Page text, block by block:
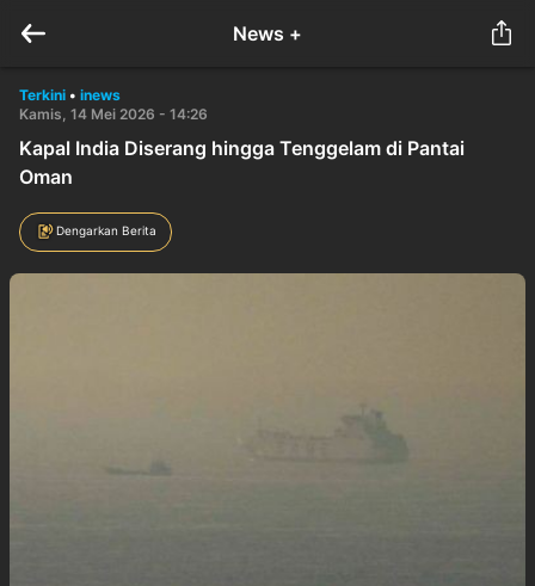
News +
Terkini • inews
Kamis, 14 Mei 2026 - 14:26
Kapal India Diserang hingga Tenggelam di Pantai
Oman
Dengarkan Berita